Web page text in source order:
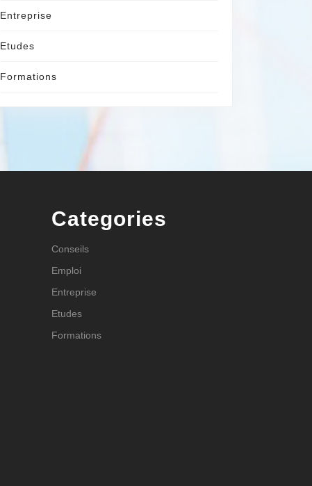
Entreprise
Etudes
Formations
Categories
Conseils
Emploi
Entreprise
Etudes
Formations